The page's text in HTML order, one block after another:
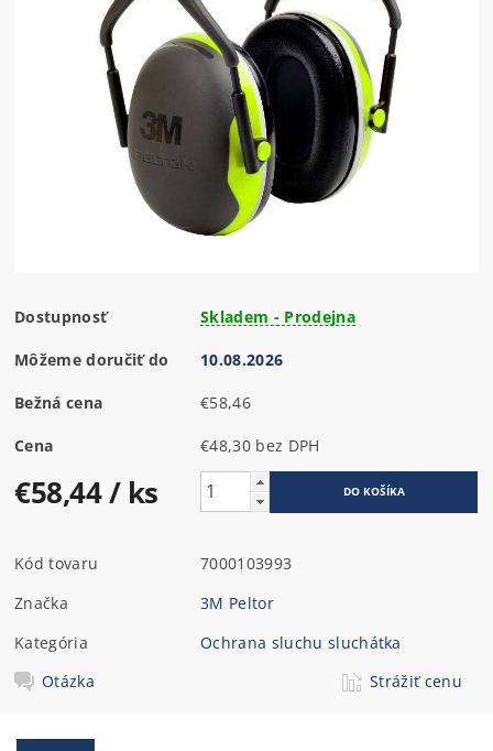
Dostupnosť Skladem - Prodejna
Môžeme doručiť do 10.08.2026
Bežná cena €58,46
Cena €48,30 bez DPH
€58,44/ ks
Kód tovaru
7000103993
Značka
3M Peltor
Kategória
Ochrana sluchu sluchátka
Otázka
Strážiť cenu